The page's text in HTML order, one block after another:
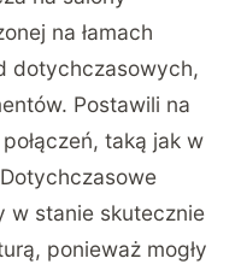
na łamach
dotychczasowych,
Postawili na
taką jak w
Dotychczasowe
w stanie skutecznie
ponieważ mogły